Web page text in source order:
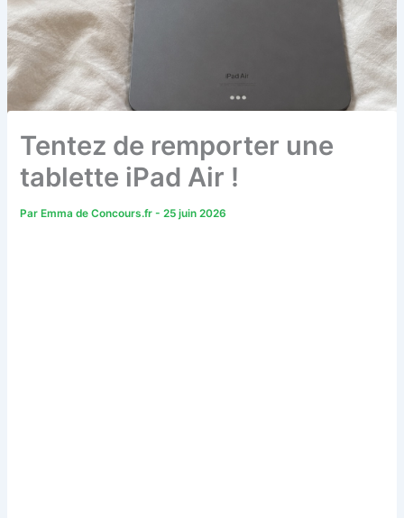
Tentez de remporter une
tablette iPad Air !
Par Emma de Concours.fr-25 juin 2026